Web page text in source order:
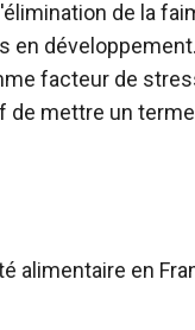
de la
en
facteur de
mettre un
alimentaire en